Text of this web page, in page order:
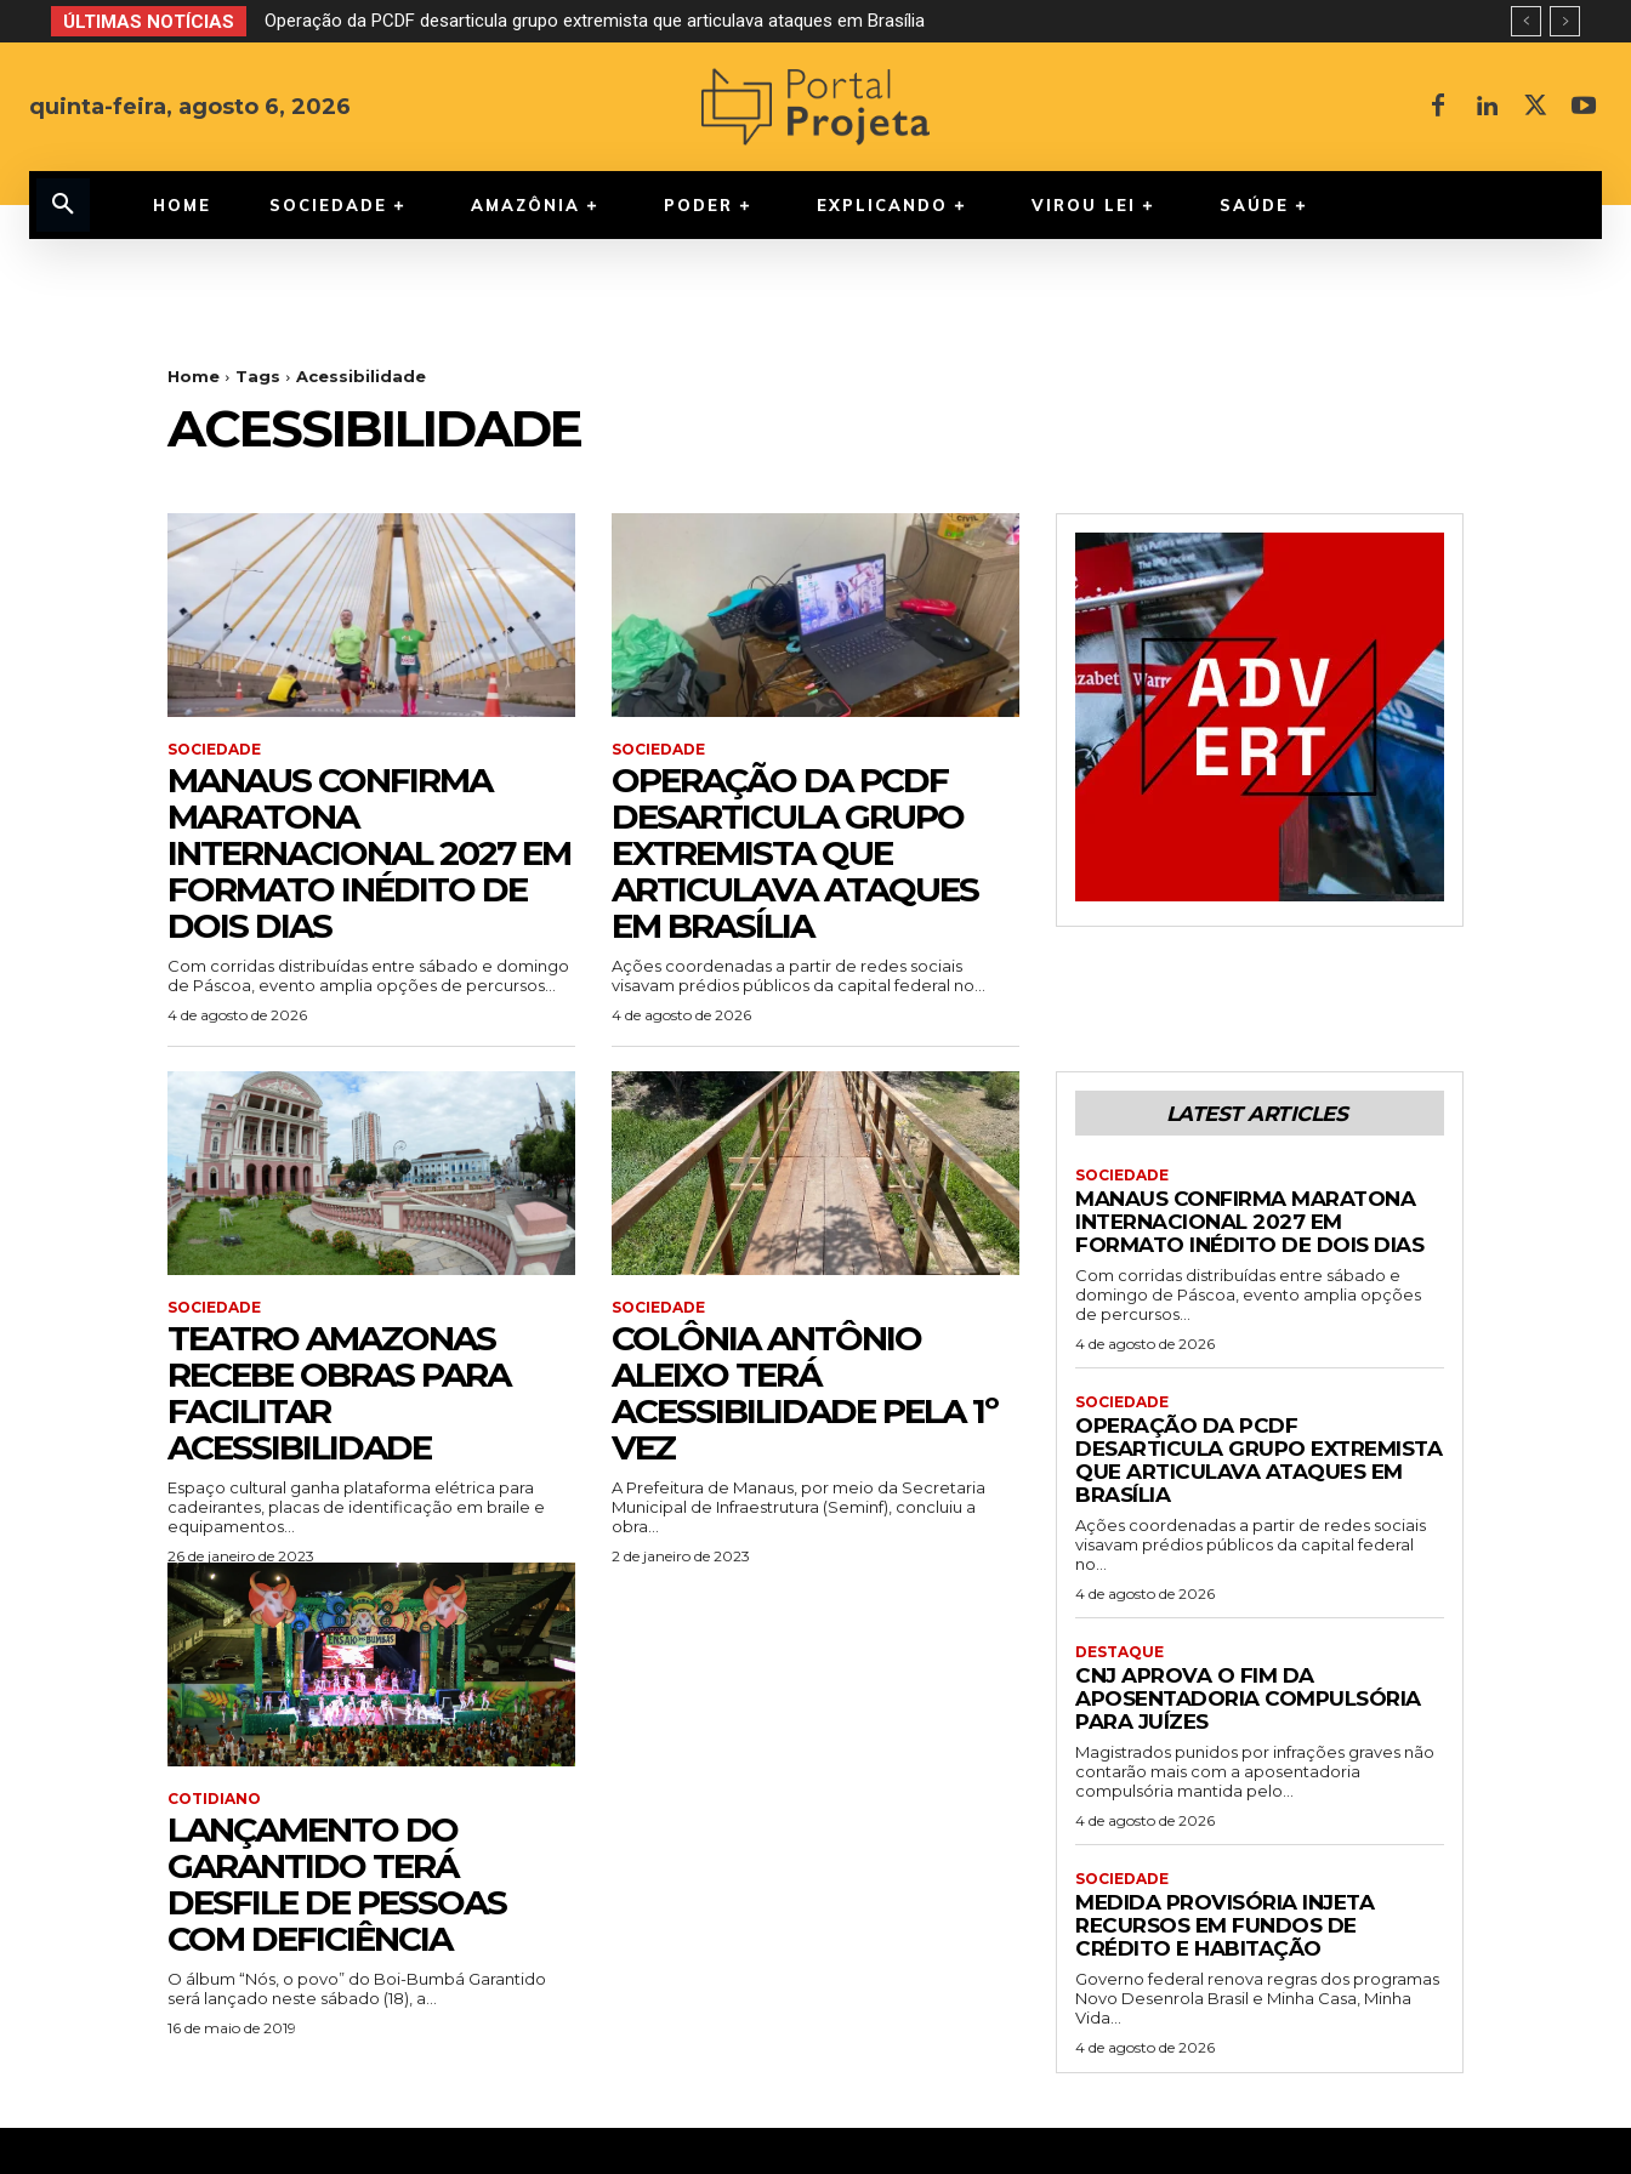
ÚLTIMAS NOTÍCIAS Operação da PCDF desarticula grupo extremista que articulava ataques em Brasília
quinta-feira, agosto 6, 2026
HOME SOCIEDADE AMAZÔNIA PODER EXPLICANDO VIROU LEI SAÚDE
Home Tags Acessibilidade
ACESSIBILIDADE
SOCIEDADE
MANAUS CONFIRMA
MARATONA
INTERNACIONAL 2027 EM
FORMATO INÉDITO DE
DOIS DIAS
Com corridas distribuídas entre sábado e domingo
de Páscoa, evento amplia opções de percursos...
4 de agosto de 2026
SOCIEDADE
OPERAÇÃO DA PCDF
DESARTICULA GRUPO
EXTREMISTA QUE
ARTICULAVA ATAQUES
EM BRASÍLIA
Ações coordenadas a partir de redes sociais
visavam prédios públicos da capital federal no...
4 de agosto de 2026
SOCIEDADE
TEATRO AMAZONAS
RECEBE OBRAS PARA
FACILITAR
ACESSIBILIDADE
Espaço cultural ganha plataforma elétrica para
cadeirantes, placas de identificação em braile e
equipamentos...
26 de janeiro de 2023
SOCIEDADE
COLÔNIA ANTÔNIO
ALEIXO TERÁ
ACESSIBILIDADE PELA 1º
VEZ
A Prefeitura de Manaus, por meio da Secretaria
Municipal de Infraestrutura (Seminf), concluiu a
obra...
2 de janeiro de 2023
COTIDIANO
LANÇAMENTO DO
GARANTIDO TERÁ
DESFILE DE PESSOAS
COM DEFICIÊNCIA
O álbum “Nós, o povo” do Boi-Bumbá Garantido
será lançado neste sábado (18), a...
16 de maio de 2019
LATEST ARTICLES
SOCIEDADE
MANAUS CONFIRMA MARATONA
INTERNACIONAL 2027 EM
FORMATO INÉDITO DE DOIS DIAS
Com corridas distribuídas entre sábado e
domingo de Páscoa, evento amplia opções
de percursos...
4 de agosto de 2026
SOCIEDADE
OPERAÇÃO DA PCDF
DESARTICULA GRUPO EXTREMISTA
QUE ARTICULAVA ATAQUES EM
BRASÍLIA
Ações coordenadas a partir de redes sociais
visavam prédios públicos da capital federal
no...
4 de agosto de 2026
DESTAQUE
CNJ APROVA O FIM DA
APOSENTADORIA COMPULSÓRIA
PARA JUÍZES
Magistrados punidos por infrações graves não
contarão mais com a aposentadoria
compulsória mantida pelo...
4 de agosto de 2026
SOCIEDADE
MEDIDA PROVISÓRIA INJETA
RECURSOS EM FUNDOS DE
CRÉDITO E HABITAÇÃO
Governo federal renova regras dos programas
Novo Desenrola Brasil e Minha Casa, Minha
Vida...
4 de agosto de 2026